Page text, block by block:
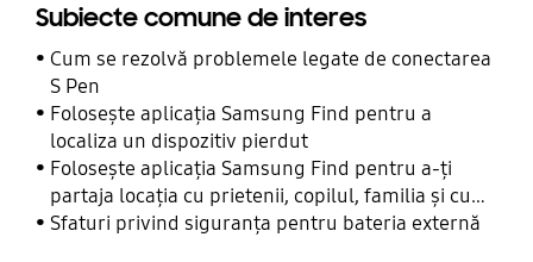
Subiecte comune de interes
Cum se rezolvă problemele legate de conectarea
S Pen
Folosește aplicația Samsung Find pentru a
localiza un dispozitiv pierdut
Folosește aplicația Samsung Find pentru a-ți
partaja locația cu prietenii, copilul, familia și cu
alte contacte
Sfaturi privind siguranța pentru bateria externă